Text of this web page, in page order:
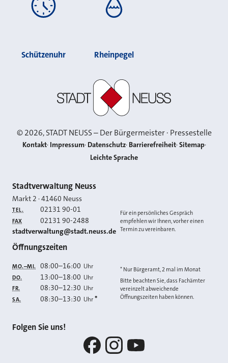
Schützenuhr Rheinpegel
©2026, STADT NEUSS – Der Bürgermeister · Pressestelle
Kontakt Impressum Datenschutz Barrierefreiheit Sitemap
Leichte Sprache
Kontakt
Stadtverwaltung Neuss
Markt 2 ·41460 Neuss
TEL. 02131 90-01
FAX 02131 90-2488
E-MAIL
stadtverwaltung@stadt.neuss.de
Für ein persönliches Gespräch
empfehlen wir Ihnen, vorher einen
Termin zu vereinbaren.
Öffnungszeiten
MO.–MI. 08:00–16:00 Uhr
DO. 13:00–18:00 Uhr
FR. 08:30–12:30 Uhr
SA. 08:30–13:30 Uhr *
* Nur Bürgeramt, 2 mal im Monat
Bitte beachten Sie, dass Fachämter
vereinzelt abweichende
Öffnungszeiten haben können.
Folgen Sie uns!